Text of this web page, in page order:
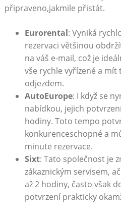
připraveno,jakmile přistát.
Eurorental: Vyniká
rezervaci většinou
na váš e-mail, což je
vše rychle vyřízené a
odjezdem.
AutoEurope: I když se
nabídkou, jejich
hodiny. Toto tempo
konkurenceschopné a
minute rezervace.
Sixt: Tato společnost je
zákaznickým servisem,
až 2 hodiny, často však
potvrzení prakticky